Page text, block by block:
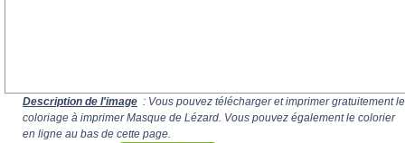
Description de l'image : Vous pouvez télécharger et imprimer gratuitement le
coloriage à imprimer Masque de Lézard. Vous pouvez également le colorier
en ligne au bas de cette page.